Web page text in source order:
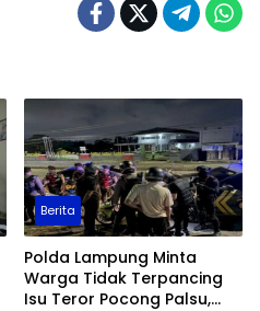
Berita
Polda Lampung Minta
Warga Tidak Terpancing
Isu Teror Pocong Palsu,